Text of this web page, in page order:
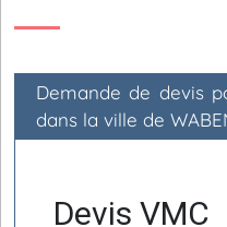
Demande de devis
dans la ville de
Devis VMC